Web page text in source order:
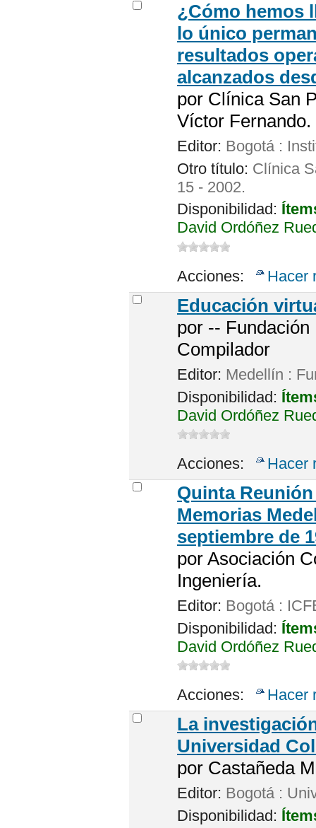
¿Cómo hemos
lo único
resultados
alcanzados
por Clínica San
Víctor
Editor: Bogotá :
Otro título: Clínica
15 - 2002.
Disponibilidad:
David Ordóñez
Acciones: Hacer
Educación
por --
Compilador
Editor: Medellín :
Disponibilidad:
David Ordóñez
Acciones: Hacer
Quinta
Memorias
septiembre de
por Asociación
Ingeniería.
Editor: Bogotá :
Disponibilidad:
David Ordóñez
Acciones: Hacer
La
Universidad
por Castañeda
Editor: Bogotá :
Disponibilidad: